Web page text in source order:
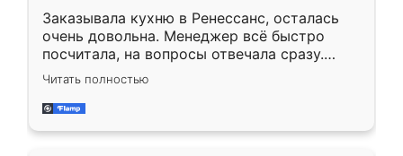
Заказывала кухню в Ренессанс, осталась
очень довольна. Менеджер всё быстро
посчитала, на вопросы отвечала сразу.
Замерщик приехал в субботу, подошёл к
делу со всей ответственностью. Собрали
за день, ребята работали аккуратно, даже
Читать полностью